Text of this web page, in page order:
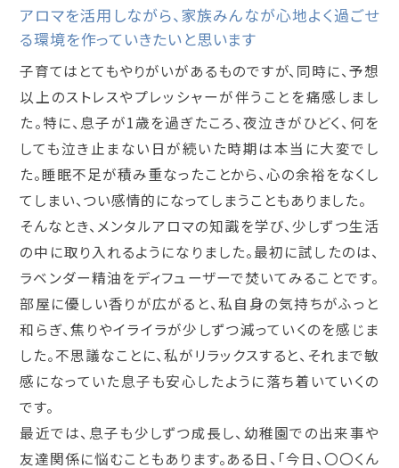
アロマを活用しながら、家族みんなが心地よく過ごせ
る環境を作っていきたいと思います
子育てはとてもやりがいがあるものですが、同時に、予想
以上のストレスやプレッシャーが伴うことを痛感しまし
た。特に、息子が1歳を過ぎたころ、夜泣きがひどく、何を
しても泣き止まない日が続いた時期は本当に大変でし
た。睡眠不足が積み重なったことから、心の余裕をなくし
てしまい、つい感情的になってしまうこともありました。
そんなとき、メンタルアロマの知識を学び、少しずつ生活
の中に取り入れるようになりました。最初に試したのは、
ラベンダー精油をディフューザーで焚いてみることです。
部屋に優しい香りが広がると、私自身の気持ちがふっと
和らぎ、焦りやイライラが少しずつ減っていくのを感じま
した。不思議なことに、私がリラックスすると、それまで敏
感になっていた息子も安心したように落ち着いていくの
です。
最近では、息子も少しずつ成長し、幼稚園での出来事や
友達関係に悩むこともあります。ある日、「今日、〇〇くん